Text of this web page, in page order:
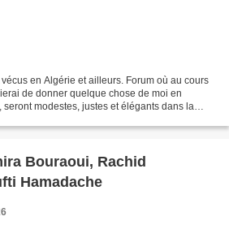
en Algérie et ailleurs. Forum où au cours
de donner quelque chose de moi en
modestes, justes et élégants dans la
Bouraoui, Rachid
Hamadache